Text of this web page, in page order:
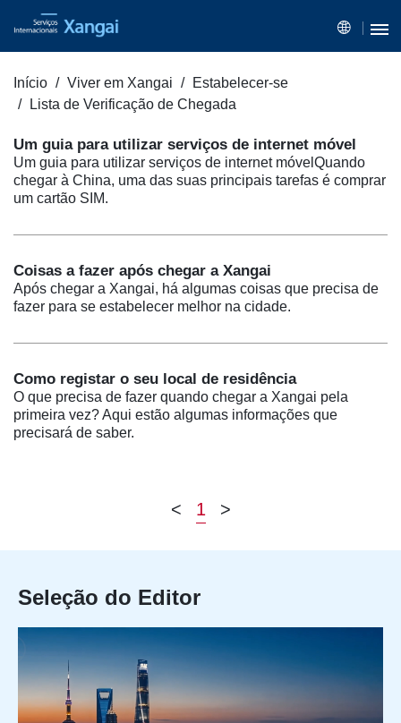
Início Viver em Xangai
Estabelecer-se
Lista de Verificação de Chegada
Um guia para utilizar serviços de internet móvel
Um guia para utilizar serviços de internet móvelQuando
chegar à China, uma das suas principais tarefas é comprar
um cartão SIM.
Coisas a fazer após chegar a Xangai
Após chegar a Xangai, há algumas coisas que precisa de
fazer para se estabelecer melhor na cidade.
Como registar o seu local de residência
O que precisa de fazer quando chegar a Xangai pela
primeira vez? Aqui estão algumas informações que
precisará de saber.
< 1 >
Seleção do Editor